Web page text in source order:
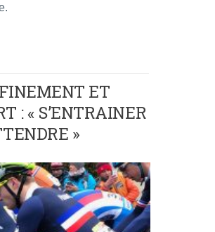
ET
: « S’ENTRAINER
»